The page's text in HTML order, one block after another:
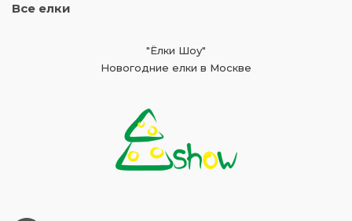
Все елки
"Ёлки Шоу"
Новогодние елки в Москве